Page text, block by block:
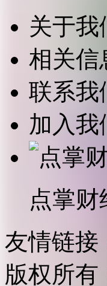
关于我
相关信
联系我
加入我
点掌
友情链接
版权所有